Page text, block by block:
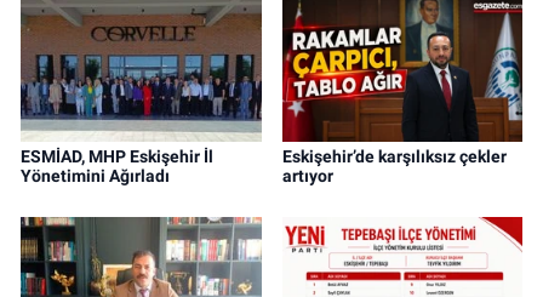
ESMİAD, MHP Eskişehir İl
Yönetimini Ağırladı
Eskişehir’de karşılıksız çekler
artıyor